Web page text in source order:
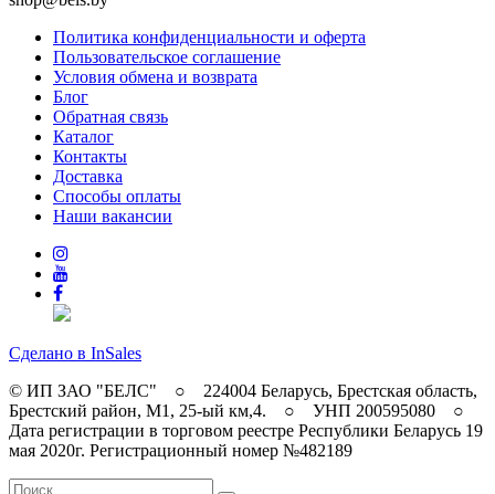
Политика конфиденциальности и оферта
Пользовательское соглашение
Условия обмена и возврата
Блог
Обратная связь
Каталог
Контакты
Доставка
Способы оплаты
Наши вакансии
Сделано в InSales
© ИП ЗАО "БЕЛС" ○ 224004 Беларусь, Брестская область,
Брестский район, M1, 25-ый км,4. ○ УНП 200595080 ○
Дата регистрации в торговом реестре Республики Беларусь 19
мая 2020г. Регистрационный номер №482189